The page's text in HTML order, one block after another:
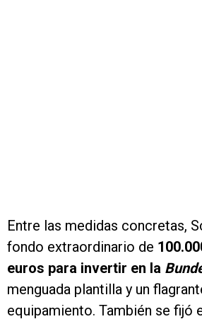
Entre las medidas concretas,
fondo extraordinario de
euros para invertir en la
menguada plantilla y un
equipamiento. También se fijó